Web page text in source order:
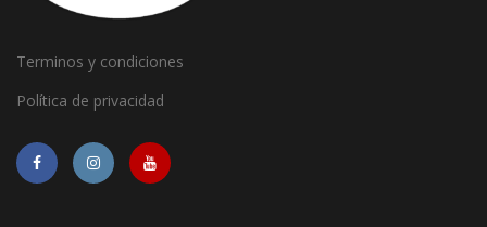
Terminos y condiciones
Política de privacidad